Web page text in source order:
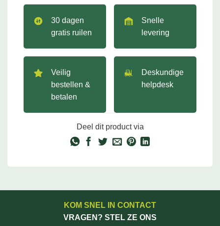
30 dagen
gratis ruilen
Snelle
levering
Veilig
bestellen &
betalen
Deskundige
helpdesk
Deel dit product via
KOM SNEL IN CONTACT
VRAGEN? STEL ZE ONS